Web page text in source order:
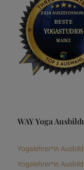
WAY Yoga
Yogalehrer*in
Yogalehrer*in